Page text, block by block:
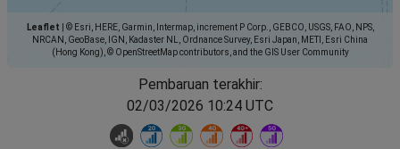
Leaflet
© Esri, HERE, Garmin, Intermap, increment P Corp., GEBCO, USGS, FAO, NPS,
NRCAN, GeoBase, IGN, Kadaster NL, Ordnance Survey, Esri Japan, METI, Esri China
(Hong Kong), © OpenStreetMap contributors, and the GIS User Community
Pembaruan terakhir:
02/03/2026 10:24 UTC